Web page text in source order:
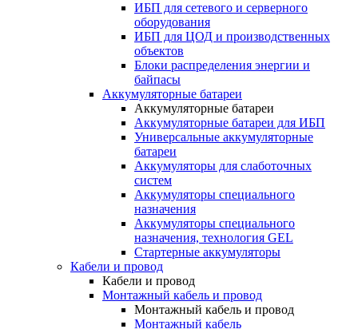
ИБП для сетевого и серверного
оборудования
ИБП для ЦОД и производственных
объектов
Блоки распределения энергии и
байпасы
Аккумуляторные батареи
Аккумуляторные батареи
Аккумуляторные батареи для ИБП
Универсальные аккумуляторные
батареи
Аккумуляторы для слаботочных
систем
Аккумуляторы специального
назначения
Аккумуляторы специального
назначения, технология GEL
Стартерные аккумуляторы
Кабели и провод
Кабели и провод
Монтажный кабель и провод
Монтажный кабель и провод
Монтажный кабель